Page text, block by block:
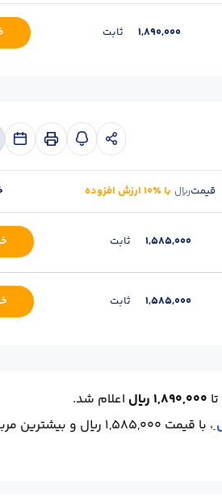
1,890,000 ثابت
قیمتریال با ٪۱۰ ارزش افزوده
1,585,000 ثابت
1,585,000 ثابت
تا 1,890,000 ریال
اعلام شد.
، با قیمت 1,585,000 ریال و بیشترین مربوط به